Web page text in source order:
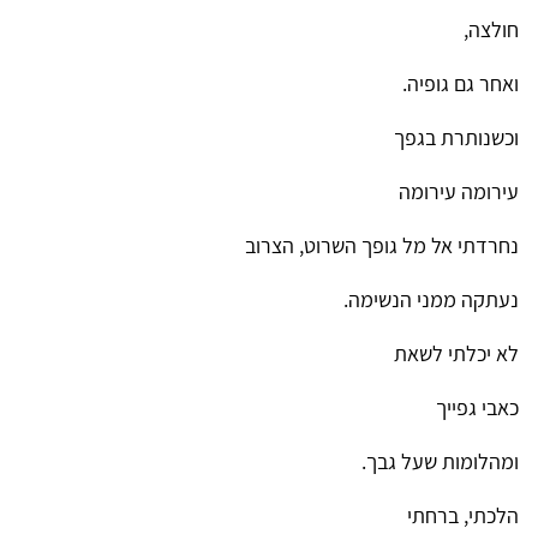
חולצה,
ואחר גם גופיה.
וכשנותרת בגפך
עירומה עירומה
נחרדתי אל מל גופך השרוט, הצרוב
נעתקה ממני הנשימה.
לא יכלתי לשאת
כאבי גפייך
ומהלומות שעל גבך.
הלכתי, ברחתי